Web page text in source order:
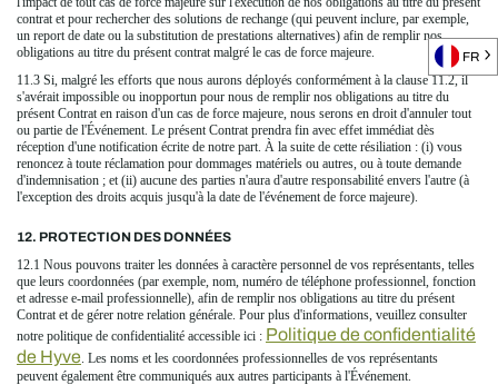
contrat et pour rechercher des solutions de rechange (qui peuvent inclure, par exemple,
un report de date ou la substitution de prestations alternatives) afin de remplir nos
obligations au titre du présent contrat malgré le cas de force majeure.
11.3 Si, malgré les efforts que nous aurons déployés conformément à la clause 11.2, il
s'avérait impossible ou inopportun pour nous de remplir nos obligations au titre du
présent Contrat en raison d'un cas de force majeure, nous serons en droit d'annuler tout
ou partie de l'Événement. Le présent Contrat prendra fin avec effet immédiat dès
réception d'une notification écrite de notre part. À la suite de cette résiliation : (i) vous
renoncez à toute réclamation pour dommages matériels ou autres, ou à toute demande
d'indemnisation ; et (ii) aucune des parties n'aura d'autre responsabilité envers l'autre (à
l'exception des droits acquis jusqu'à la date de l'événement de force majeure).
12. PROTECTION DES DONNÉES
12.1 Nous pouvons traiter les données à caractère personnel de vos représentants, telles
que leurs coordonnées (par exemple, nom, numéro de téléphone professionnel, fonction
et adresse e-mail professionnelle), afin de remplir nos obligations au titre du présent
Contrat et de gérer notre relation générale. Pour plus d'informations, veuillez consulter
notre politique de confidentialité accessible ici : Politique de confidentialité
de Hyve. Les noms et les coordonnées professionnelles de vos représentants
peuvent également être communiqués aux autres participants à l'Événement.
FR